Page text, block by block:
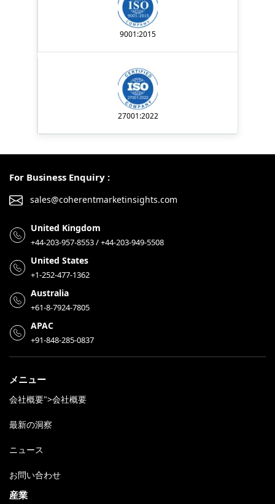
9001:2015
27001:2022
For Business Enquiry :
sales@coherentmarketinsights.com
United Kingdom
+44-203-957-8553 / +44-203-949-5508
United States
+1-252-477-1362
Australia
+61-8-7924-7805
APAC
+91-848-285-0837
メニュー
会社概要">会社概要
最新の洞察
ニュース
お問い合わせ
産業